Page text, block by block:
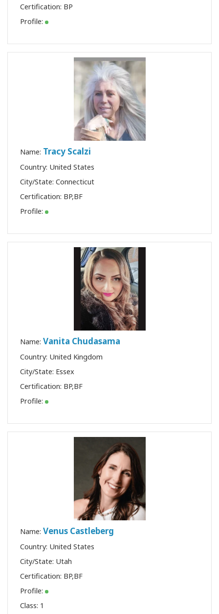
Certification: BP
Profile:
Name: Tracy Scalzi
Country: United States
City/State: Connecticut
Certification: BP,BF
Profile:
Name: Vanita Chudasama
Country: United Kingdom
City/State: Essex
Certification: BP,BF
Profile:
Name: Venus Castleberg
Country: United States
City/State: Utah
Certification: BP,BF
Profile:
Class: 1